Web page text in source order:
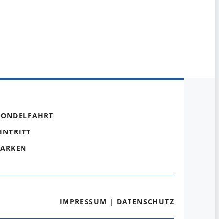
IMPRESSUM | DATENSCHUTZ